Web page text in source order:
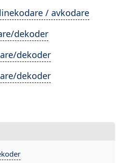
/ avkodare
dekoder
dekoder
dekoder